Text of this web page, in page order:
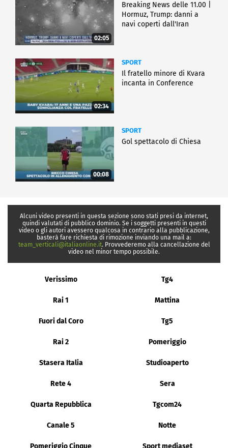
02:05
Breaking News delle 11.00 |
Hormuz, Trump: danni a
navi coperti dall'Iran
02:34
SPORT
Il fratello minore di Kvara
incanta in Conference
00:08
SPORT
Gol spettacolo di Chiesa
Alcuni video presenti in questa sezione sono stati presi da internet,
quindi valutati di pubblico dominio. Se i soggetti presenti in questi
video o gli autori avessero qualcosa in contrario alla pubblicazione,
basterà fare richiesta di rimozione inviando una mail a:
team_verticali@italiaonline.it. Provvederemo alla cancellazione del
video nel minor tempo possibile.
Verissimo Tg4
Rai 1 Mattina
Fuori dal Coro Tg5
Rai 2 Pomeriggio
Stasera Italia Studioaperto
Rete 4 Sera
Quarta Repubblica Tgcom24
Canale 5 Notte
Pomeriggio Cinque Sport mediaset